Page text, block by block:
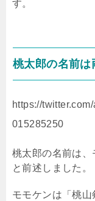
す。
桃太郎の名前は
https://
015285250
桃太郎の名前は
と前述しました。
モモケンは「桃